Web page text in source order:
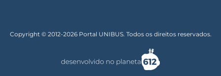
Copyright © 2012-2026 Portal UNIBUS. Todos os direitos reservados.